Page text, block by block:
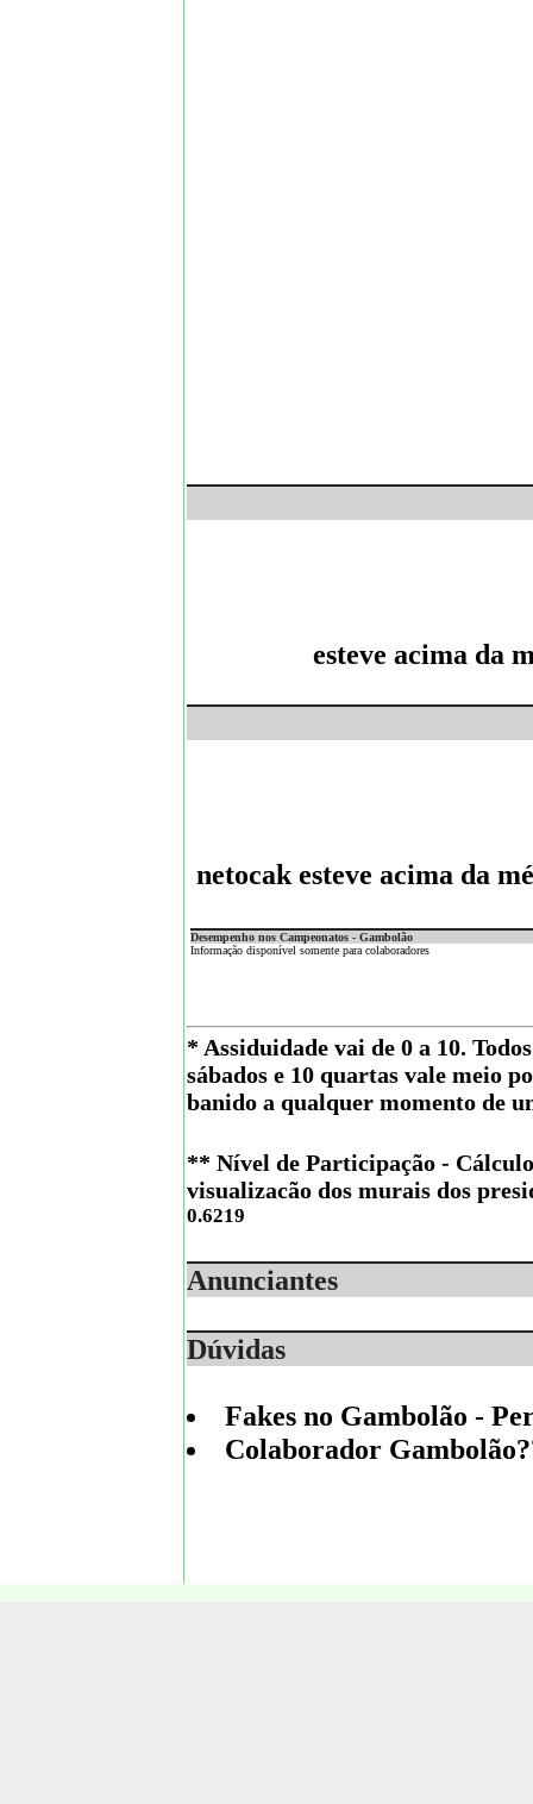
esteve acima da
netocak esteve acima da
Desempenho nos Campeonatos - Gambolão
Informação disponível somente para colaboradores
* Assiduidade vai de 0 a 10.
sábados e 10 quartas vale meio
banido a qualquer momento de
** Nível de Participação -
visualizacão dos murais dos
0.6219
Anunciantes
Dúvidas
Fakes no Gambolão -
Colaborador